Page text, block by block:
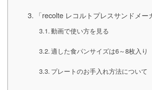
「recolte レコルトプレスサンドメ
動画で使い方を見る
適した食パンサイズは6～8枚入り
プレートのお手入れ方法について